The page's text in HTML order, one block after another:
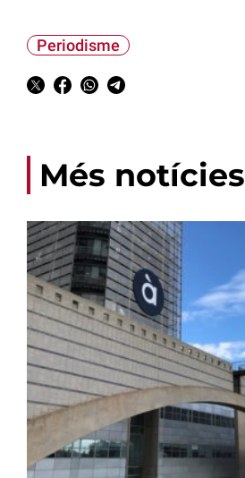
Periodisme
Més notícies